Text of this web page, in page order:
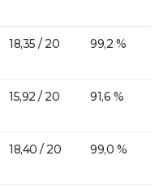
18,35 / 20 99,2 %
15,92 / 20 91,6 %
18,40 / 20 99,0 %